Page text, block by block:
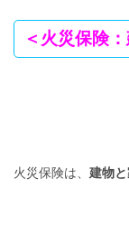
＜火災保険
火災保険は、 建物と